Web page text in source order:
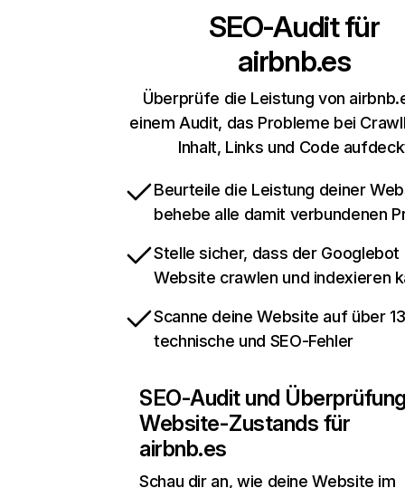
SEO-Audit für
airbnb.es
Überprüfe die Leistung von
einem Audit, das Probleme bei
Inhalt, Links und Code
Beurteile die Leistung deiner
behebe alle damit verbundenen
Stelle sicher, dass der Googlebot
Website crawlen und indexieren
Scanne deine Website auf über
technische und SEO-Fehler
SEO-Audit und
Website-Zustands für
airbnb.es
Schau dir an, wie deine Website im